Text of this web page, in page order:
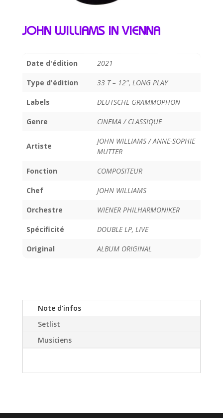
JOHN WILLIAMS IN VIENNA
Date d'édition 2021
Type d'édition 33 T – 12'', LONG PLAY
Labels DEUTSCHE GRAMMOPHON
Genre CINEMA / CLASSIQUE
Artiste
JOHN WILLIAMS / ANNE-SOPHIE
MUTTER
Fonction COMPOSITEUR
Chef JOHN WILLIAMS
Orchestre WIENER PHILHARMONIKER
Spécificité DOUBLE LP, LIVE
Original ALBUM ORIGINAL
Note d'infos
Setlist
Musiciens